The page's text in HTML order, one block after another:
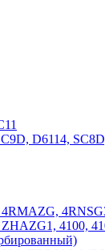
D6114,
4100,